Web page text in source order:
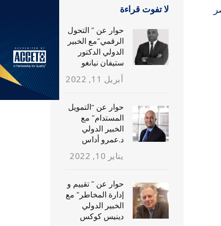
لا تفوت قراءة
حوار عن ” التحول
الرقمي”مع الخبير
الدولي الدكتور
ستيفان نيانغو
أبريل 11, 2022
حوار عن “التمويل
المستدام” مع
الخبير الدولي
د.عمرو أداس
يناير 10, 2022
حوار عن ” تقييم و
إدارة المخاطر” مع
الخبير الدولي
دينيس كوكس